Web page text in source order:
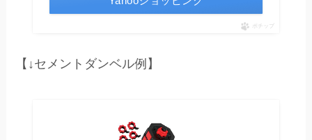
ポチップ
【↓セメントダンベル例】